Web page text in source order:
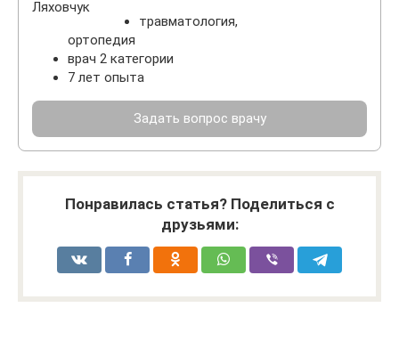
травматология,
ортопедия
врач 2 категории
7 лет опыта
Задать вопрос врачу
Понравилась статья? Поделиться с
друзьями: